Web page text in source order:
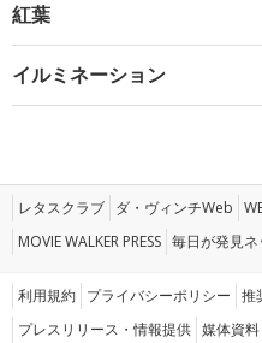
紅葉
イルミネーション
レタスクラブ ダ・ヴィンチWeb
MOVIE WALKER PRESS 毎日が発見ネ
利用規約 プライバシーポリシー 推
プレスリリース・情報提供 媒体資料